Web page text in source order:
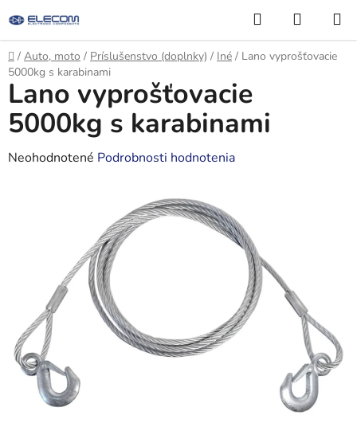
na
obsah
Hľadať
KOŠÍK
Domov
/ Auto, moto / Príslušenstvo (doplnky) / Iné / Lano vyprošťovacie
5000kg s karabinami
Lano vyprošťovacie
5000kg s karabinami
Priemerné
hviezdičiek.
Neohodnotené Podrobnosti hodnotenia